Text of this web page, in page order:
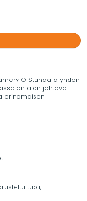
O Standard yhden
on alan johtava
erinomaisen
tuoli,